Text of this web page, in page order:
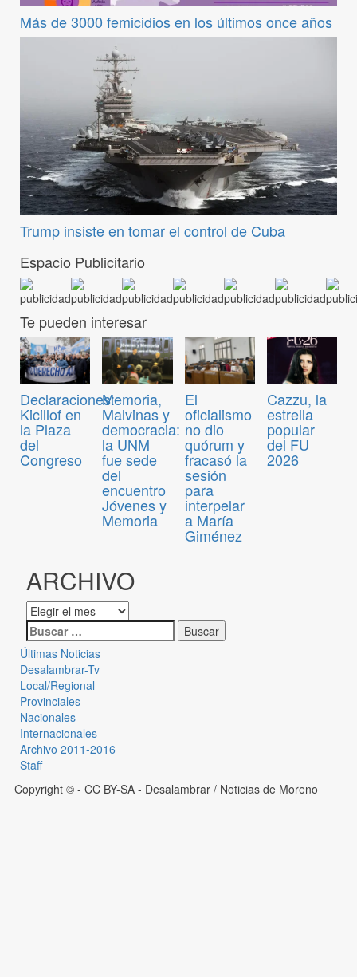
Más de 3000 femicidios en los últimos once años
Trump insiste en tomar el control de Cuba
Espacio Publicitario
Te pueden interesar
Declaraciones:
Kicillof en
la Plaza
del
Congreso
Memoria,
Malvinas y
democracia:
la UNM
fue sede
del
encuentro
Jóvenes y
Memoria
El
oficialismo
no dio
quórum y
fracasó la
sesión
para
interpelar
a María
Giménez
Cazzu, la
estrella
popular
del FU
2026
ARCHIVO
Últimas Noticias
Desalambrar-Tv
Local/Regional
Provinciales
Nacionales
Internacionales
Archivo 2011-2016
Staff
Copyright © - CC BY-SA - Desalambrar / Noticias de Moreno